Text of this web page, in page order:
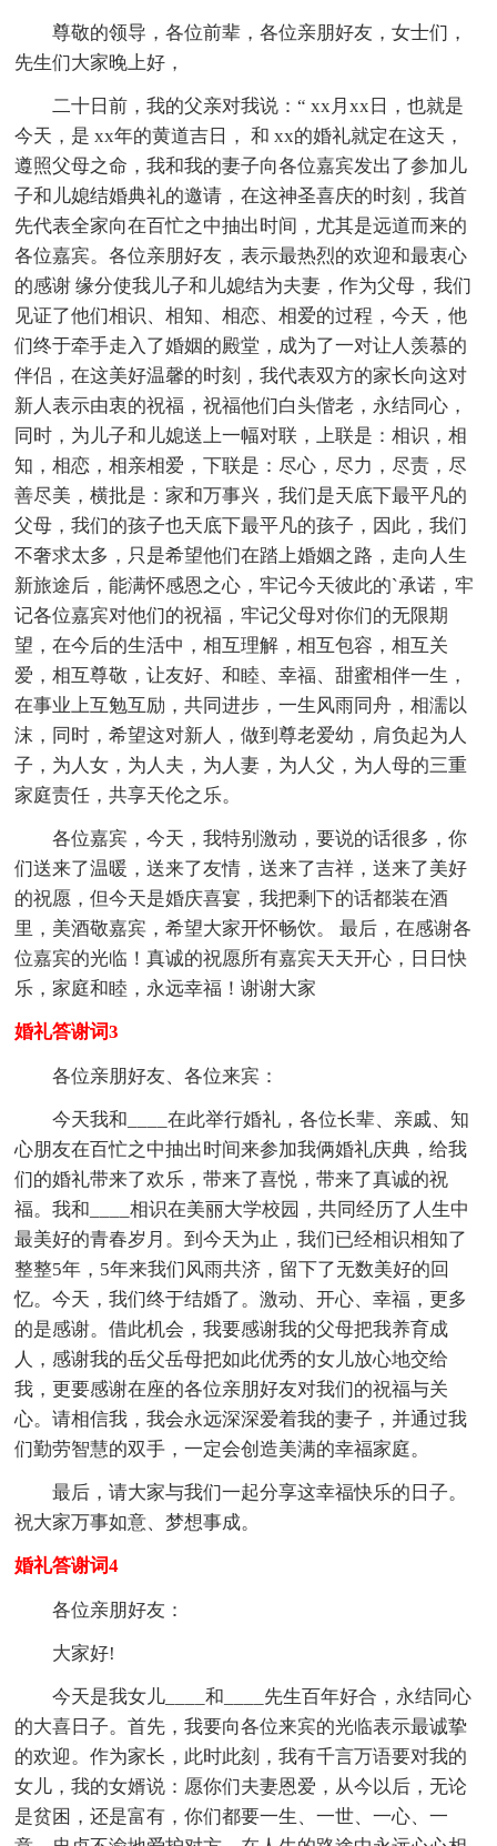
尊敬的领导，各位前辈，各位亲朋好友，女士们，
先生们大家晚上好，
二十日前，我的父亲对我说：“ xx月xx日，也就是
今天，是 xx年的黄道吉日， 和 xx的婚礼就定在这天，
遵照父母之命，我和我的妻子向各位嘉宾发出了参加儿
子和儿媳结婚典礼的邀请，在这神圣喜庆的时刻，我首
先代表全家向在百忙之中抽出时间，尤其是远道而来的
各位嘉宾。各位亲朋好友，表示最热烈的欢迎和最衷心
的感谢 缘分使我儿子和儿媳结为夫妻，作为父母，我们
见证了他们相识、相知、相恋、相爱的过程，今天，他
们终于牵手走入了婚姻的殿堂，成为了一对让人羡慕的
伴侣，在这美好温馨的时刻，我代表双方的家长向这对
新人表示由衷的祝福，祝福他们白头偕老，永结同心，
同时，为儿子和儿媳送上一幅对联，上联是：相识，相
知，相恋，相亲相爱，下联是：尽心，尽力，尽责，尽
善尽美，横批是：家和万事兴，我们是天底下最平凡的
父母，我们的孩子也天底下最平凡的孩子，因此，我们
不奢求太多，只是希望他们在踏上婚姻之路，走向人生
新旅途后，能满怀感恩之心，牢记今天彼此的`承诺，牢
记各位嘉宾对他们的祝福，牢记父母对你们的无限期
望，在今后的生活中，相互理解，相互包容，相互关
爱，相互尊敬，让友好、和睦、幸福、甜蜜相伴一生，
在事业上互勉互励，共同进步，一生风雨同舟，相濡以
沫，同时，希望这对新人，做到尊老爱幼，肩负起为人
子，为人女，为人夫，为人妻，为人父，为人母的三重
家庭责任，共享天伦之乐。
各位嘉宾，今天，我特别激动，要说的话很多，你
们送来了温暖，送来了友情，送来了吉祥，送来了美好
的祝愿，但今天是婚庆喜宴，我把剩下的话都装在酒
里，美酒敬嘉宾，希望大家开怀畅饮。 最后，在感谢各
位嘉宾的光临！真诚的祝愿所有嘉宾天天开心，日日快
乐，家庭和睦，永远幸福！谢谢大家
婚礼答谢词3
各位亲朋好友、各位来宾：
今天我和____在此举行婚礼，各位长辈、亲戚、知
心朋友在百忙之中抽出时间来参加我俩婚礼庆典，给我
们的婚礼带来了欢乐，带来了喜悦，带来了真诚的祝
福。我和____相识在美丽大学校园，共同经历了人生中
最美好的青春岁月。到今天为止，我们已经相识相知了
整整5年，5年来我们风雨共济，留下了无数美好的回
忆。今天，我们终于结婚了。激动、开心、幸福，更多
的是感谢。借此机会，我要感谢我的父母把我养育成
人，感谢我的岳父岳母把如此优秀的女儿放心地交给
我，更要感谢在座的各位亲朋好友对我们的祝福与关
心。请相信我，我会永远深深爱着我的妻子，并通过我
们勤劳智慧的双手，一定会创造美满的幸福家庭。
最后，请大家与我们一起分享这幸福快乐的日子。
祝大家万事如意、梦想事成。
婚礼答谢词4
各位亲朋好友：
大家好!
今天是我女儿____和____先生百年好合，永结同心
的大喜日子。首先，我要向各位来宾的光临表示最诚挚
的欢迎。作为家长，此时此刻，我有千言万语要对我的
女儿，我的女婿说：愿你们夫妻恩爱，从今以后，无论
是贫困，还是富有，你们都要一生、一世、一心、一